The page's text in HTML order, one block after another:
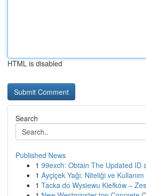
HTML is disabled
Search
Published News
1 99exch: Obtain The Updated ID
1 Ayçiçek Yağı: Niteliği ve
1 Tacka do Wysiewu Kiełków –